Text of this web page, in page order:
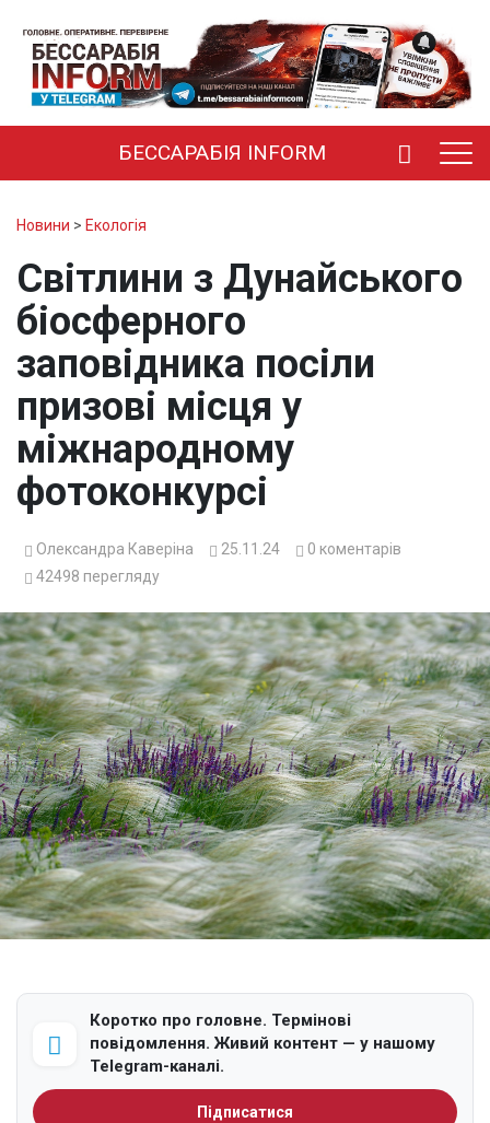
БЕССАРАБІЯ INFORM
Новини > Екологія
Світлини з Дунайського
біосферного
заповідника посіли
призові місця у
міжнародному
фотоконкурсі
Олександра Каверіна 25.11.24 0 коментарів
42498 перегляду
Коротко про головне. Термінові
повідомлення. Живий контент — у нашому
Telegram-каналі.
Підписатися